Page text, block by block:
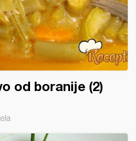
od boranije (2)